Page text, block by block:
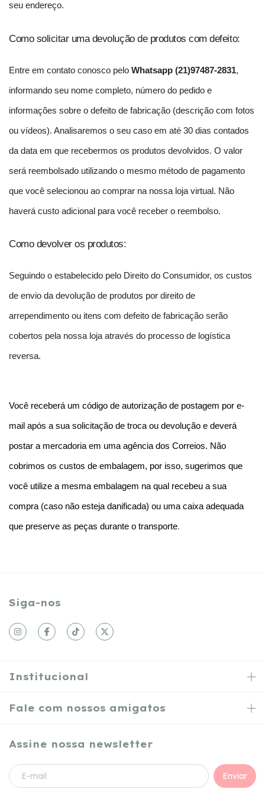
seu endereço.
Como solicitar uma devolução de produtos com defeito:
Entre em contato conosco pelo Whatsapp (21)97487-2831,
informando seu nome completo, número do pedido e
informações sobre o defeito de fabricação (descrição com fotos
ou vídeos). Analisaremos o seu caso em até 30 dias contados
da data em que recebermos os produtos devolvidos. O valor
será reembolsado utilizando o mesmo método de pagamento
que você selecionou ao comprar na nossa loja virtual. Não
haverá custo adicional para você receber o reembolso.
Como devolver os produtos:
Seguindo o estabelecido pelo Direito do Consumidor, os custos
de envio da devolução de produtos por direito de
arrependimento ou itens com defeito de fabricação serão
cobertos pela nossa loja através do processo de logística
reversa.
Você receberá um código de autorização de postagem por e-
mail após a sua solicitação de troca ou devolução e deverá
postar a mercadoria em uma agência dos Correios. Não
cobrimos os custos de embalagem, por isso, sugerimos que
você utilize a mesma embalagem na qual recebeu a sua
compra (caso não esteja danificada) ou uma caixa adequada
que preserve as peças durante o transporte.
Siga-nos
Institucional
Fale com nossos amigatos
Assine nossa newsletter